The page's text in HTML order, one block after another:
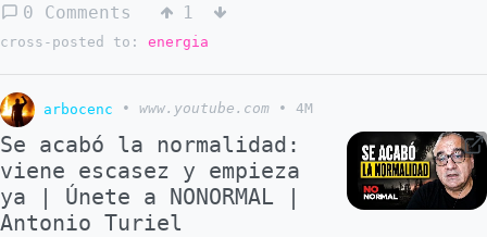
0 Comments 1
cross-posted to: energia
arbocenc • www.youtube.com • 4M
Se acabó la normalidad:
viene escasez y empieza
ya | Únete a NONORMAL |
Antonio Turiel